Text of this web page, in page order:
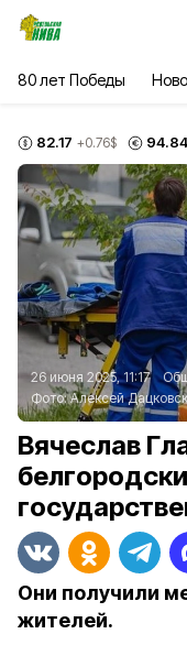
80 лет Победы
82.17 +0.76$ 94.84
26 июня 2025, 11:17
Фото:Алексей
Вячеслав
Они получили
жителей.